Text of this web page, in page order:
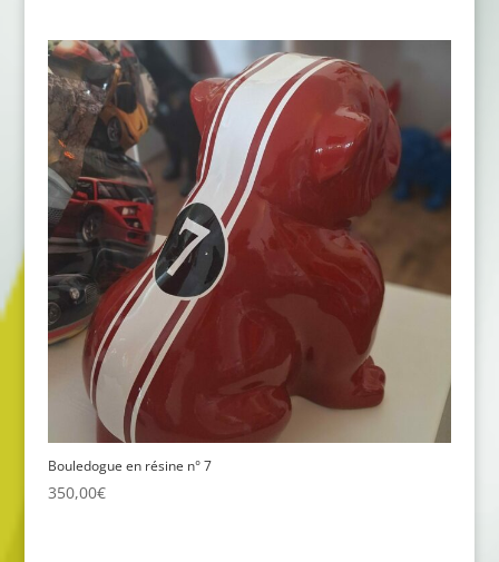
Bouledogue en résine n° 7
350,00€